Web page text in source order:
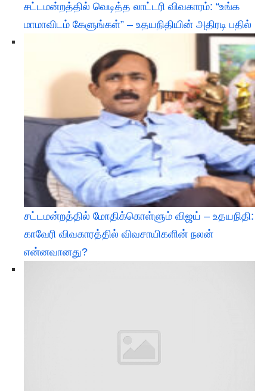
சட்டமன்றத்தில் வெடித்த லாட்டரி விவகாரம்: “உங்க
மாமாவிடம் கேளுங்கள்” – உதயநிதியின் அதிரடி பதில்
சட்டமன்றத்தில் மோதிக்கொள்ளும் விஜய் – உதயநிதி:
காவேரி விவகாரத்தில் விவசாயிகளின் நலன்
என்னவானது?